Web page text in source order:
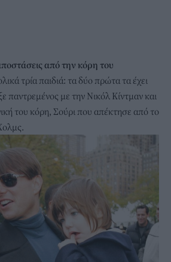
από την κόρη του
τρία παιδιά: τα δύο πρώτα τα έχει
παντρεμένος με την Νικόλ Κίντμαν και
του κόρη, Σούρι που απέκτησε από το